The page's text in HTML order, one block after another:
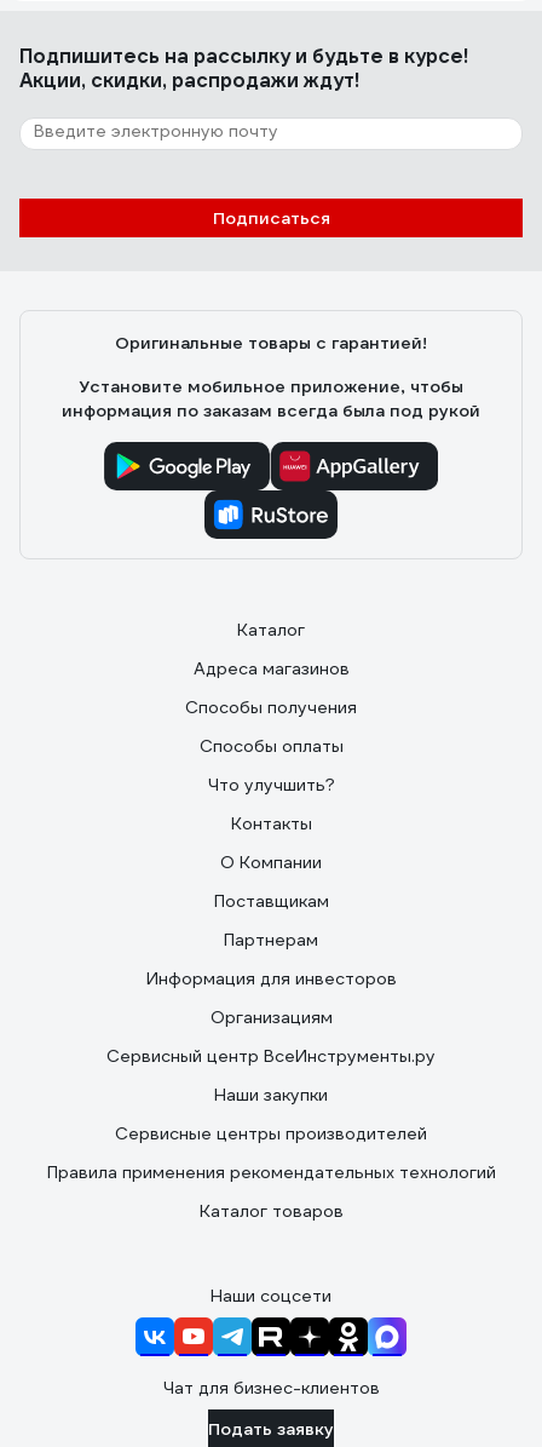
Подпишитесь на рассылкуи будьте в курсе!
Акции, скидки, распродажи ждут!
Подписаться
Оригинальные товары с гарантией!
Установите мобильное приложение, чтобы
информация по заказам всегда была под рукой
Каталог
Адреса магазинов
Способы получения
Способы оплаты
Что улучшить?
Контакты
О Компании
Поставщикам
Партнерам
Информация для инвесторов
Организациям
Сервисный центр ВсеИнструменты.ру
Наши закупки
Сервисные центры производителей
Правила применения рекомендательных технологий
Каталог товаров
Наши соцсети
Чат для бизнес-клиентов
Подать заявку